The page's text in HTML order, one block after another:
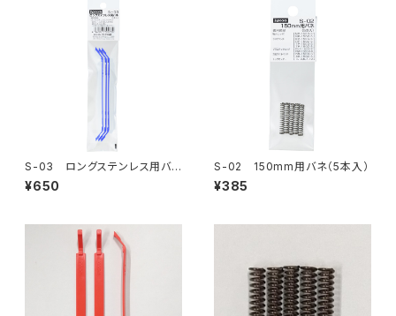
S-03 ロングステンレス用バ
ネ（3本入）
¥650
S-02 150mm用バネ（5本入）
¥385